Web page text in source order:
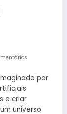
por
e criar
universo